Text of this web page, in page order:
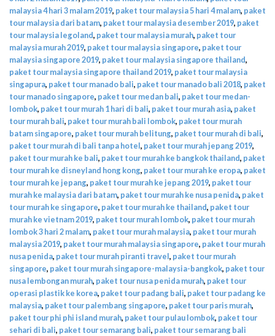
malaysia 4 hari 3 malam 2019, paket tour malaysia 5 hari 4 malam, paket
tour malaysia dari batam, paket tour malaysia desember 2019, paket
tour malaysia legoland, paket tour malaysia murah, paket tour
malaysia murah 2019, paket tour malaysia singapore, paket tour
malaysia singapore 2019, paket tour malaysia singapore thailand,
paket tour malaysia singapore thailand 2019, paket tour malaysia
singapura, paket tour manado bali, paket tour manado bali 2018, paket
tour manado singapore, paket tour medan bali, paket tour medan-
lombok, paket tour murah 1 hari di bali, paket tour murah asia, paket
tour murah bali, paket tour murah bali lombok, paket tour murah
batam singapore, paket tour murah belitung, paket tour murah di bali,
paket tour murah di bali tanpa hotel, paket tour murah jepang 2019,
paket tour murah ke bali, paket tour murah ke bangkok thailand, paket
tour murah ke disneyland hong kong, paket tour murah ke eropa, paket
tour murah ke jepang, paket tour murah ke jepang 2019, paket tour
murah ke malaysia dari batam, paket tour murah ke nusa penida, paket
tour murah ke singapore, paket tour murah ke thailand, paket tour
murah ke vietnam 2019, paket tour murah lombok, paket tour murah
lombok 3 hari 2 malam, paket tour murah malaysia, paket tour murah
malaysia 2019, paket tour murah malaysia singapore, paket tour murah
nusa penida, paket tour murah piranti travel, paket tour murah
singapore, paket tour murah singapore-malaysia-bangkok, paket tour
nusa lembongan murah, paket tour nusa penida murah, paket tour
operasi plastik ke korea, paket tour padang bali, paket tour padang ke
malaysia, paket tour palembang singapore, paket tour paris murah,
paket tour phi phi island murah, paket tour pulau lombok, paket tour
sehari di bali, paket tour semarang bali, paket tour semarang bali